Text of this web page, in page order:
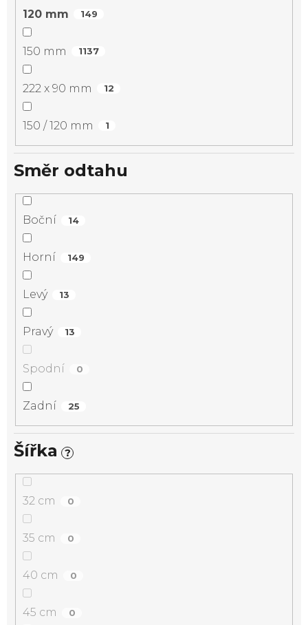
120 mm 149
150 mm 1137
222 x 90 mm 12
150 / 120 mm 1
Směr odtahu
Boční 14
Horní 149
Levý 13
Pravý 13
Spodní 0
Zadní 25
Šířka ?
32 cm 0
35 cm 0
40 cm 0
45 cm 0